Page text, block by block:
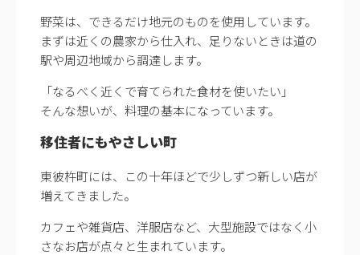
野菜は、できるだけ地元のものを使用しています。
まずは近くの農家から仕入れ、足りないときは道の
駅や周辺地域から調達します。
「なるべく近くで育てられた食材を使いたい」
そんな想いが、料理の基本になっています。
移住者にもやさしい町
東彼杵町には、この十年ほどで少しずつ新しい店が
増えてきました。
カフェや雑貨店、洋服店など、大型施設ではなく小
さなお店が点々と生まれています。